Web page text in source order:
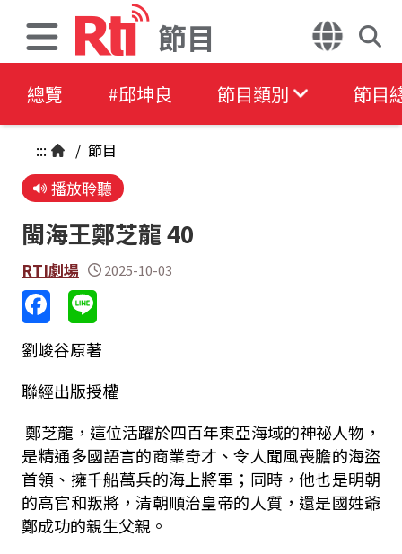
節目
總覽 #邱坤良 節目類別 節目
::: / 節目
播放聆聽
閩海王鄭芝龍 40
RTI劇場 2025-10-03
劉峻谷原著
聯經出版授權
鄭芝龍，這位活躍於四百年東亞海域的神祕人物，
是精通多國語言的商業奇才、令人聞風喪膽的海盜
首領、擁千船萬兵的海上將軍；同時，他也是明朝
的高官和叛將，清朝順治皇帝的人質，還是國姓爺
鄭成功的親生父親。